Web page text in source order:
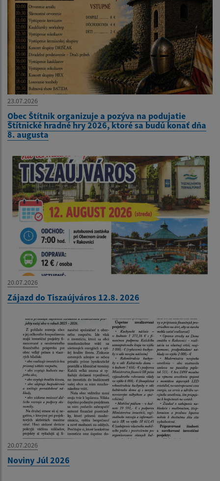
23.07.2026
Obec Štítnik organizuje a pozýva na podujatie
Štítnické hradné hry 2026, ktoré sa budú konať dňa
8. augusta
20.07.2026
Zájazd do Tiszaújváros 12.8. 2026
20.07.2026
Noviny Júl 2026